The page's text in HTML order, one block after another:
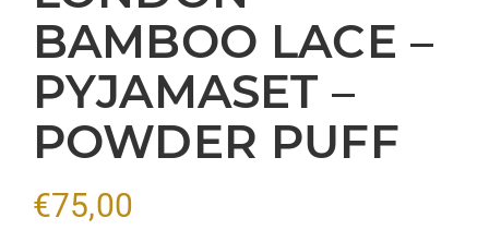
BAMBOO LACE –
PYJAMASET –
POWDER PUFF
€75,00